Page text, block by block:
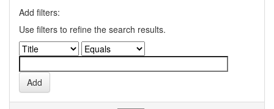
Add filters:
Use filters to refine the search results.